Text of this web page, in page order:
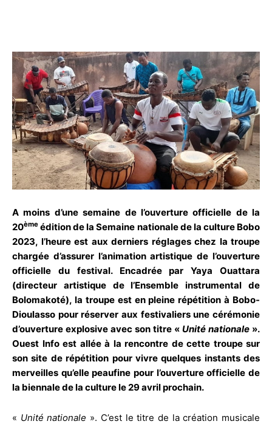
A moins d’une semaine de l’ouverture officielle de la
20ème édition de la Semaine nationale de la culture Bobo
2023, l’heure est aux derniers réglages chez la troupe
chargée d’assurer l’animation artistique de l’ouverture
officielle du festival. Encadrée par Yaya Ouattara
(directeur artistique de l’Ensemble instrumental de
Bolomakoté), la troupe est en pleine répétition à Bobo-
Dioulasso pour réserver aux festivaliers une cérémonie
d’ouverture explosive avec son titre « Unité nationale ».
Ouest Info est allée à la rencontre de cette troupe sur
son site de répétition pour vivre quelques instants des
merveilles qu’elle peaufine pour l’ouverture officielle de
la biennale de la culture le 29 avril prochain.
« Unité nationale ». C’est le titre de la création musicale